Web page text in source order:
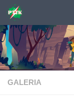
Skip to content
GALERIA